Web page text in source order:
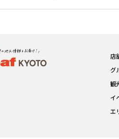
店
グ
観
イ
エ